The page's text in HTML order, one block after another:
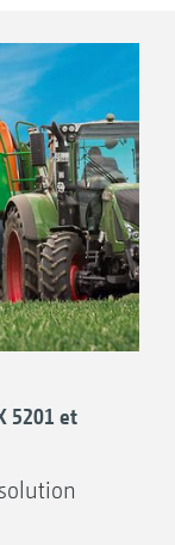
5201 et